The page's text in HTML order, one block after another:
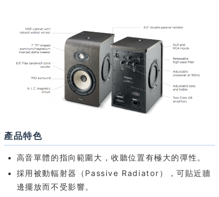
產品特色
高音單體的指向範圍大，收聽位置有極大的彈性。
採用被動輻射器（Passive Radiator），可貼近牆
邊擺放而不受影響。